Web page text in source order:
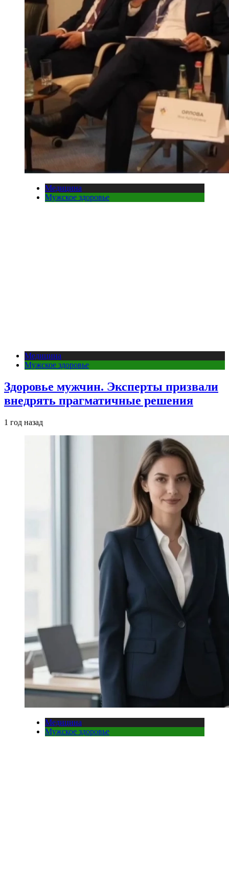
Медицина
Мужское здоровье
Медицина
Мужское здоровье
Здоровье мужчин. Эксперты призвали
внедрять прагматичные решения
1 год назад
Медицина
Мужское здоровье